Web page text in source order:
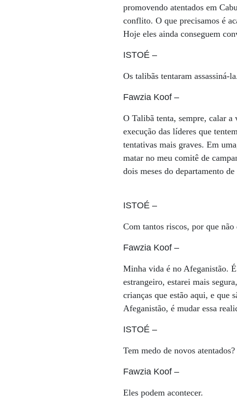
promovendo atentados em
conflito. O que precisamos é
Hoje eles ainda conseguem
ISTOÉ –
Os talibãs tentaram assassiná-
Fawzia Koof –
O Talibã tenta, sempre, calar a
execução das líderes que
tentativas mais graves. Em
matar no meu comitê de
dois meses do departamento
ISTOÉ –
Com tantos riscos, por que
Fawzia Koof –
Minha vida é no Afeganistão.
estrangeiro, estarei mais
crianças que estão aqui, e que
Afeganistão, é mudar essa
ISTOÉ –
Tem medo de novos atentados?
Fawzia Koof –
Eles podem acontecer.